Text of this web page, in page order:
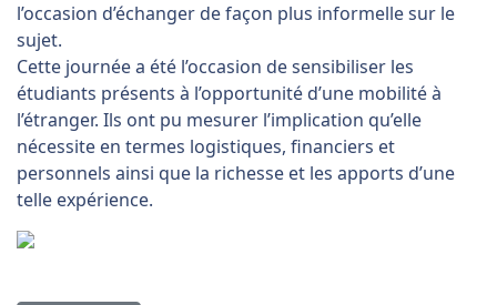
l’occasion d’échanger de façon plus informelle sur le
sujet.
Cette journée a été l’occasion de sensibiliser les
étudiants présents à l’opportunité d’une mobilité à
l’étranger. Ils ont pu mesurer l’implication qu’elle
nécessite en termes logistiques, financiers et
personnels ainsi que la richesse et les apports d’une
telle expérience.